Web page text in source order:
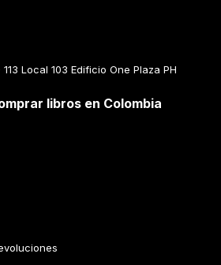
Local 103 Edificio One Plaza PH
libros en Colombia